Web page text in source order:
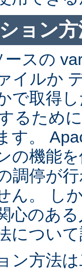
ョン方
スの
イルか
で取得
るため
す。
の機能
調停が
ん。 し
心のあ
につい
ン方法